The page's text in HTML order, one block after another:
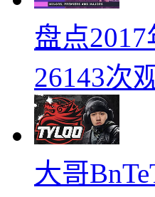
盘点
26143次
大哥